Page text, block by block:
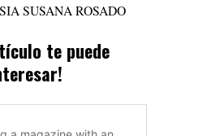
SUSANA ROSADO
culo te puede